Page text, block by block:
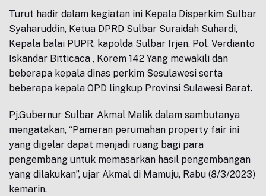
Turut hadir dalam kegiatan ini Kepala Disperkim Sulbar
Syaharuddin, Ketua DPRD Sulbar Suraidah Suhardi,
Kepala balai PUPR, kapolda Sulbar Irjen. Pol. Verdianto
Iskandar Bitticaca , Korem 142 Yang mewakili dan
beberapa kepala dinas perkim Sesulawesi serta
beberapa kepala OPD lingkup Provinsi Sulawesi Barat.
Pj.Gubernur Sulbar Akmal Malik dalam sambutanya
mengatakan, “Pameran perumahan property fair ini
yang digelar dapat menjadi ruang bagi para
pengembang untuk memasarkan hasil pengembangan
yang dilakukan”, ujar Akmal di Mamuju, Rabu (8/3/2023)
kemarin.